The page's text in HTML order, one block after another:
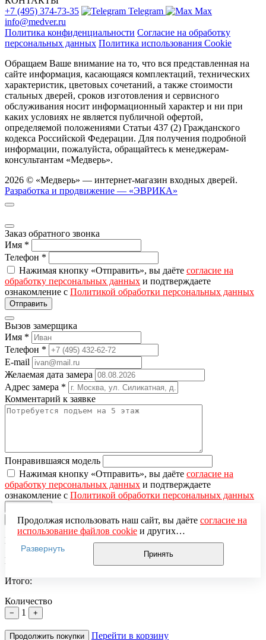
+7 (495) 374-73-35
Telegram
Max
info@medver.ru
Политика конфиденциальности Согласие на обработку
персональных данных Политика использования Cookie
Обращаем Ваше внимание на то, что вся представленная на
сайте информация, касающаяся комплектаций, технических
характеристик, цветовых сочетаний, а также стоимости
стальных дверей, сроков изготовления и сервисного
обслуживания носит информационный характер и ни при
каких условиях не является публичной офертой,
определяемой положениями Статьи 437 (2) Гражданского
кодекса Российской Федерации. Для получения подробной
информации, пожалуйста, обращайтесь к менеджерам-
консультантам «Медверь».
2026 © «Медверь» — интернет-магазин входных дверей.
Разработка и продвижение — «ЭВРИКА»
Заказ обратного звонка
Имя *
Телефон *
Нажимая кнопку «Отправить», вы даёте согласие на
обработку персональных данных и подтверждаете
ознакомление с Политикой обработки персональных данных
Вызов замерщика
Имя *
Телефон *
E-mail
Желаемая дата замера
Адрес замера *
Комментарий к заявке
Понравившаяся модель
Нажимая кнопку «Отправить», вы даёте согласие на
обработку персональных данных и подтверждаете
ознакомление с Политикой обработки персональных данных
Продолжая использовать наш сайт, вы даёте согласие на
использование файлов cookieи других
пользовательских данных (включая IP-адрес, сведения о
местоположении, устройстве, действиях на сайте и т. п.)
для функционирования сайта, проведения
использования систем аналитики (например,
Если вы не хотите, чтобы ваши данные обрабатывались,
Развернуть
Принять
Вы добавили в корзину
Цена за единицу:
Итого:
Количество
− 1 +
Продолжить покупки Перейти в корзину